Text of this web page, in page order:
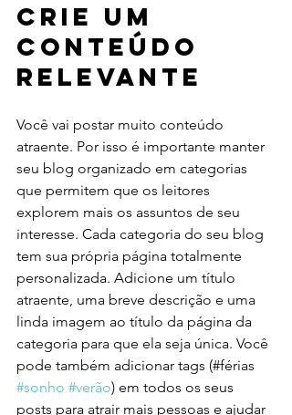
Crie um
Conteúdo
Relevante
Você vai postar muito conteúdo
atraente. Por isso é importante manter
seu blog organizado em categorias
que permitem que os leitores
explorem mais os assuntos de seu
interesse. Cada categoria do seu blog
tem sua própria página totalmente
personalizada. Adicione um título
atraente, uma breve descrição e uma
linda imagem ao título da página da
categoria para que ela seja única. Você
pode também adicionar tags (#férias
#sonho #verão) em todos os seus
posts para atrair mais pessoas e ajudar